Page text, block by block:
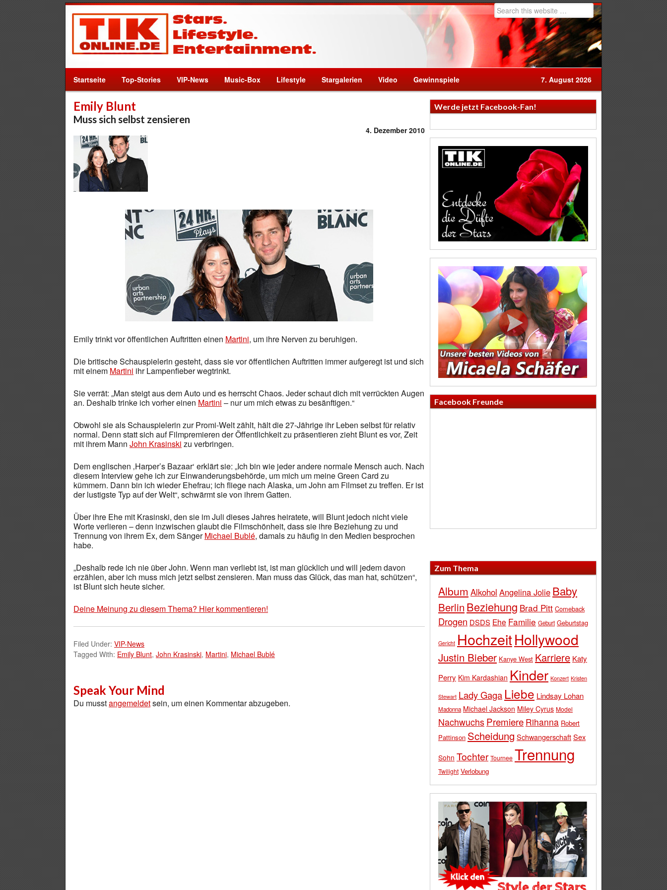
Startseite Top-Stories VIP-News Music-Box Lifestyle Stargalerien Video Gewinnspiele 7. August 2026
Emily Blunt
Muss sich selbst zensieren
4. Dezember 2010
Emily trinkt vor öffentlichen Auftritten einen Martini, um ihre Nerven zu beruhigen.
Die britische Schauspielerin gesteht, dass sie vor öffentlichen Auftritten immer aufgeregt ist und sich
mit einem Martini ihr Lampenfieber wegtrinkt.
Sie verrät: „Man steigt aus dem Auto und es herrscht Chaos. Jeder schaut dich mit verrückten Augen
an. Deshalb trinke ich vorher einen Martini – nur um mich etwas zu besänftigen.“
Obwohl sie als Schauspielerin zur Promi-Welt zählt, hält die 27-Jährige ihr Leben selbst für relativ
normal. Denn statt sich auf Filmpremieren der Öffentlichkeit zu präsentieren zieht Blunt es vor, Zeit
mit ihrem Mann John Krasinski zu verbringen.
Dem englischen ‚Harper’s Bazaar‘ erklärt sie: „Ich bin wie jeder andere normale Mensch auch. Nach
diesem Interview gehe ich zur Einwanderungsbehörde, um mich um meine Green Card zu
kümmern. Dann bin ich wieder Ehefrau; ich fliege nach Alaska, um John am Filmset zu treffen. Er ist
der lustigste Typ auf der Welt“, schwärmt sie von ihrem Gatten.
Über ihre Ehe mit Krasinski, den sie im Juli dieses Jahres heiratete, will Blunt jedoch nicht viele
Worte verlieren – denn inzwischen glaubt die Filmschönheit, dass sie ihre Beziehung zu und
Trennung von ihrem Ex, dem SängerMichael Bublé, damals zu häufig in den Medien besprochen
habe.
„Deshalb rede ich nie über John. Wenn man verliebt ist, ist man glücklich und will jedem davon
erzählen, aber ich muss mich jetzt selbst zensieren. Man muss das Glück, das man hat, schützen“,
ist Blunt sich heute sicher.
Deine Meinung zu diesem Thema? Hier kommentieren!
Filed Under: VIP-News
Tagged With: Emily Blunt, John Krasinski, Martini, Michael Bublé
Speak Your Mind
Du musstangemeldetsein, um einen Kommentar abzugeben.
Werde jetzt Facebook-Fan!
Facebook Freunde
Zum Thema
Album Alkohol Angelina Jolie Baby
Berlin Beziehung Brad Pitt Comeback
Drogen DSDS Ehe Familie Geburt Geburtstag
Gericht HochzeitHollywood
Justin Bieber Kanye West Karriere Katy
Perry Kim Kardashian Kinder Konzert Kristen
Stewart Lady Gaga Liebe Lindsay Lohan
Madonna Michael Jackson Miley Cyrus Model
Nachwuchs Premiere Rihanna Robert
Pattinson Scheidung SchwangerschaftSex
Sohn Tochter Tournee Trennung
Twilight Verlobung